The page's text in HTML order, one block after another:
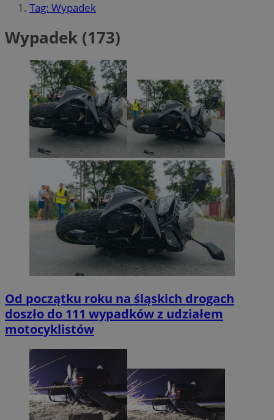
Tag: Wypadek
Wypadek (173)
Od początku roku na śląskich drogach
doszło do 111 wypadków z udziałem
motocyklistów